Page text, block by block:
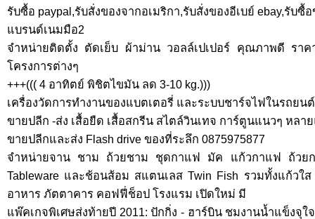
รับซื้อ paypal,รับสั่งของจากอเมริกา,รับสั่งของอีเบย์ ebay,รับซื้
แบรนด์เนมมือ2
จำหน่ายติดตั้ง ตัดเย็บ ผ้าม่าน วอลล์เปเปอร์ คุณภาพดี ราค
โครงการต่างๆ
+++((( 4 อาทิตย์ พิชิตไขมัน ลด 3-10 kg.)))
เครื่องวัดการทำงานของแบตเตอรี่ และระบบชาร์จไฟในรถยนต์
ขายปลีก -ส่ง เสื้อยืด เสื้อสกรีน สไตล์วินเทจ การ์ตูนแนวๆ หลา
ขายปลีกและส่ง Flash drive ของที่ระลึก 0875975877
จำหน่ายจาน ชาม ถ้วยชาม ชุดกาแฟ มัค แก้วกาแฟ ถ้วยก
Tableware และช้อนส้อม สแตนเลส Twin Fish รวมทั้งแก้วใ
อาหาร ภัตตาคาร คอฟฟี่ช็อป โรงแรม เปิดใหม่ มี
แพ๊คเกจพิเศษส่งท้ายปี 2011: ปักกิ่ง - ฮาร์บิน ชมงานน้ำแข็งจุใ